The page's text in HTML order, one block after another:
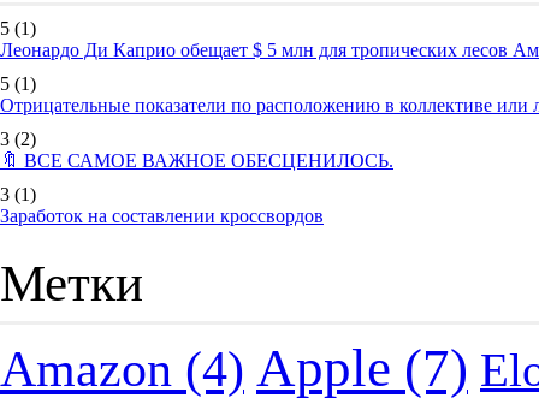
5 (1)
Леонардо Ди Каприо обещает $ 5 млн для тропических лесов
5 (1)
Отрицательные показатели по расположению в коллективе
3 (2)
🔖 ВСЕ САМОЕ ВАЖНОЕ ОБЕСЦЕНИЛОСЬ.
3 (1)
Заработок на составлении кроссвордов
Метки
Amazon (4) Apple (7)